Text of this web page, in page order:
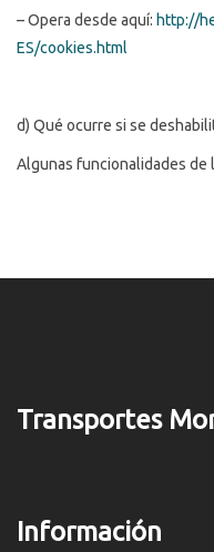
– Opera desde aquí: http://
ES/cookies.html
d) Qué ocurre si se
Algunas funcionalidades de
Transportes
Información